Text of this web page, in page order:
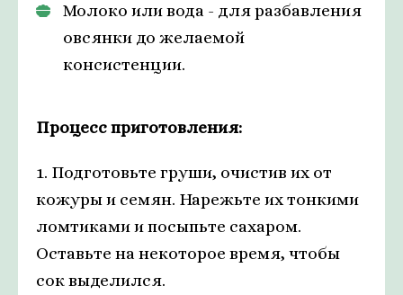
Молоко или вода - для разбавления
овсянки до желаемой
консистенции.
Процесс приготовления:
1. Подготовьте груши, очистив их от
кожуры и семян. Нарежьте их тонкими
ломтиками и посыпьте сахаром.
Оставьте на некоторое время, чтобы
сок выделился.